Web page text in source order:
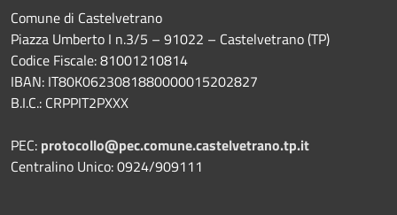
Comune di Castelvetrano
Piazza Umberto I n.3/5 – 91022 – Castelvetrano (TP)
Codice Fiscale: 81001210814
IBAN: IT80K0623081880000015202827
B.I.C.: CRPPIT2PXXX
PEC: protocollo@pec.comune.castelvetrano.tp.it
Centralino Unico: 0924/909111